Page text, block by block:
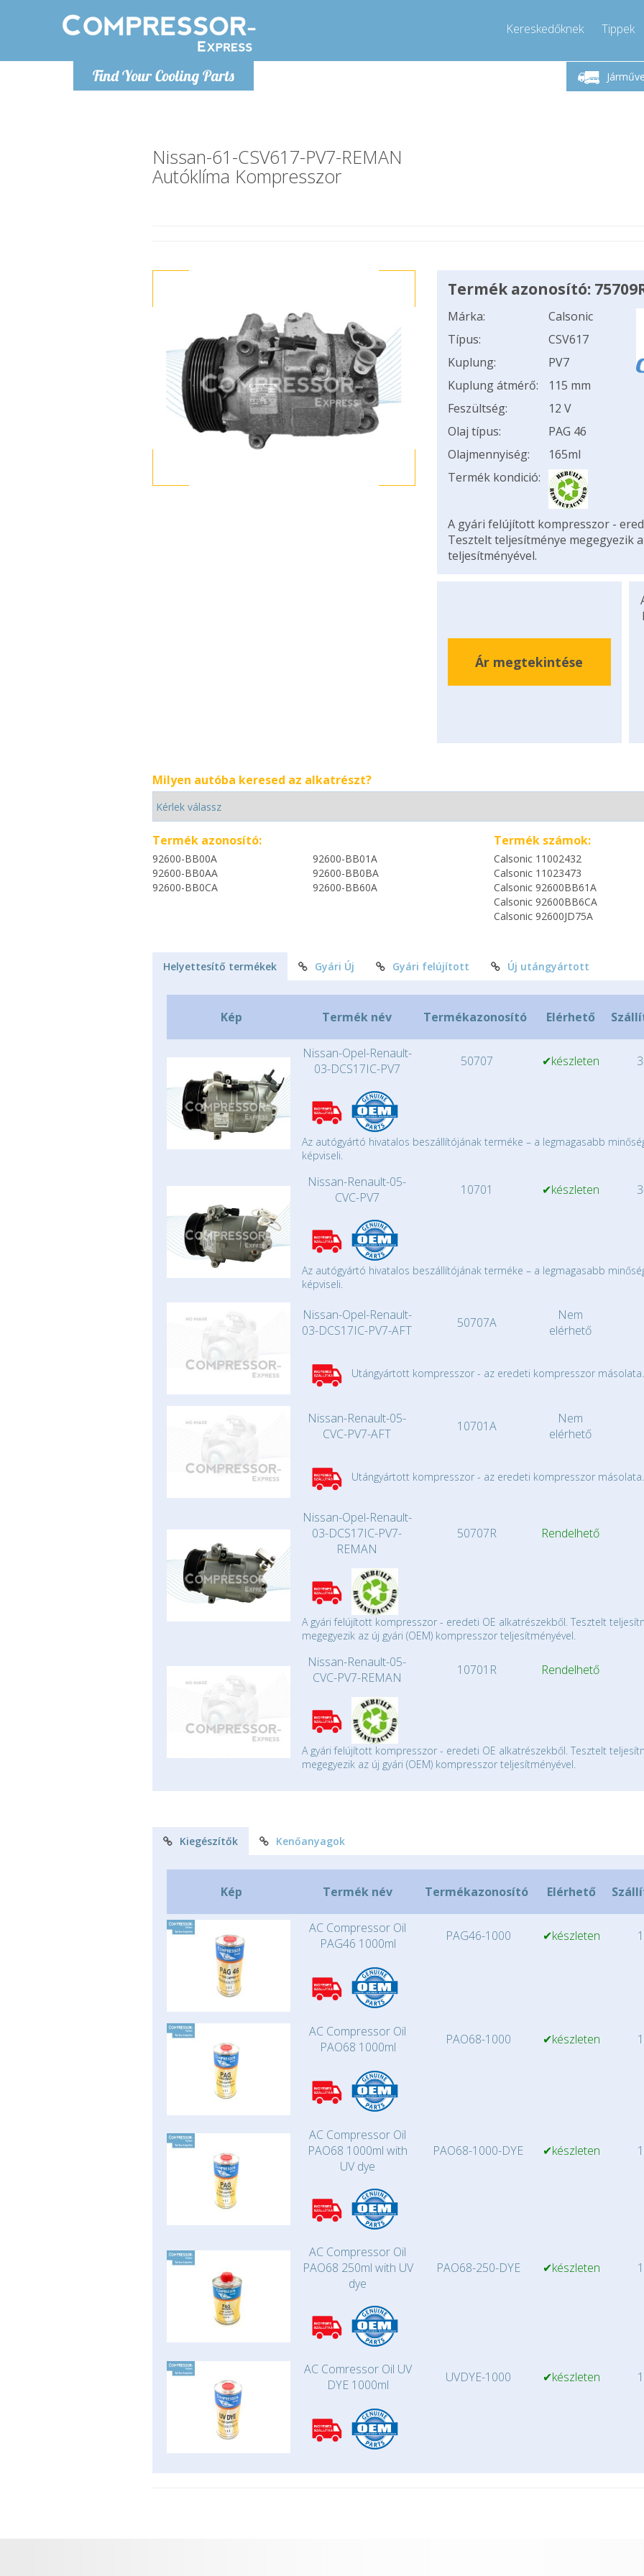
Find Your Cooling Parts
Kereskedőknek Tippek
Hétfő-Péntek 9-17
+36303967994
info@compressor-express.hu
Hívjon!
Hétfő-Péntek 9-17
info@compressor-express.hu
Nissan-61-CSV617-PV7-REMAN
Autóklíma Kompresszor
Termék azonosító:
Márka:
Calsonic
Típus:
CSV617
Kuplung:
PV7
Kuplung átmérő:
115 mm
Feszültség:
12 V
Olaj típus:
PAG 46
Olajmennyiség:
165ml
Termék kondició:
A gyári felújított kompresszor -
Tesztelt teljesítménye megegyezik
teljesítményével.
Ár megtekintése
Milyen autóba keresed az alkatrészt?
Termék azonosító:
92600-BB00A
92600-BB01A
92600-BB0AA
92600-BB0BA
92600-BB0CA
92600-BB60A
Termék számok:
Calsonic 11002432
Calsonic 11023473
Calsonic 92600BB61A
Calsonic 92600BB6CA
Calsonic 92600JD75A
Helyettesítő termékek Gyári Új Gyári felújított Új utángyártott
Kép Termék név Termékazonosító Elérhető
Nissan-Opel-Renault-
03-DCS17IC-PV7
50707 ✔készleten
Az autógyártó hivatalos beszállítójának terméke – a legmagasabb
képviseli.
Nissan-Renault-05-
CVC-PV7
10701 ✔készleten
Az autógyártó hivatalos beszállítójának terméke – a legmagasabb
képviseli.
Nissan-Opel-Renault-
03-DCS17IC-PV7-AFT
50707A
Nem
elérhető
Utángyártott kompresszor - az eredeti kompresszor másolata.
Nissan-Renault-05-
CVC-PV7-AFT
10701A
Nem
elérhető
Utángyártott kompresszor - az eredeti kompresszor másolata.
Nissan-Opel-Renault-
03-DCS17IC-PV7-
REMAN
50707R Rendelhető
A gyári felújított kompresszor - eredeti OE alkatrészekből. Tesztelt
megegyezik az új gyári (OEM) kompresszor teljesítményével.
Nissan-Renault-05-
CVC-PV7-REMAN
10701R Rendelhető
A gyári felújított kompresszor - eredeti OE alkatrészekből. Tesztelt
megegyezik az új gyári (OEM) kompresszor teljesítményével.
Kiegészítők Kenőanyagok
Kép Termék név Termékazonosító Elérhető
AC Compressor Oil
PAG46 1000ml
PAG46-1000 ✔készleten
AC Compressor Oil
PAO68 1000ml
PAO68-1000 ✔készleten
AC Compressor Oil
PAO68 1000ml with
UV dye
PAO68-1000-DYE ✔készleten
AC Compressor Oil
PAO68 250ml with UV
dye
PAO68-250-DYE ✔készleten
AC Comressor Oil UV
DYE 1000ml
UVDYE-1000 ✔készleten